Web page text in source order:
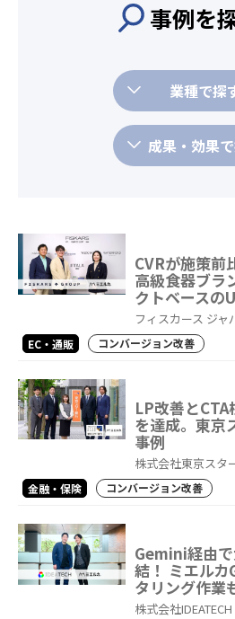
事例を
業種で探
成果・効果
CVRが施策前
高級食器ブラ
クトベースの
フィスカース ジ
EC・通販 コンバージョン改善
LP改善と
を達成。東京
事例
株式会社東京スタ
金融・保険 コンバージョン改善
Gemini経由
結！ ミエルカ
タリング作業
株式会社IDEATECH